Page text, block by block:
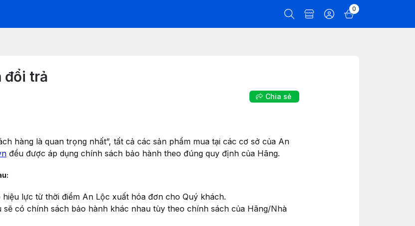
0
đổi trả
Chia sẻ
hàng là quan trọng nhất”, tất cả các sản phẩm mua tại các cơ sở của An
đều được áp dụng chính sách bảo hành theo đúng quy định của Hãng.
lực từ thời điểm An Lộc xuất hóa đơn cho Quý khách.
sẽ có chính sách bảo hành khác nhau tùy theo chính sách của Hãng/Nhà